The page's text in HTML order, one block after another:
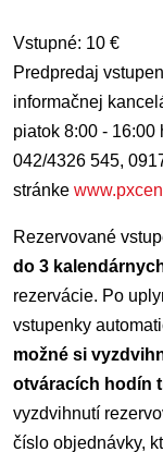
Vstupné: 10 €
Predpredaj
informačnej
piatok 8:00 - 16:00
042/4326 545,
stránke
Rezervované
do 3
rezervácie. Po
vstupenky
možné si
otváracích hodín
vyzdvihnutí
číslo objednávky,